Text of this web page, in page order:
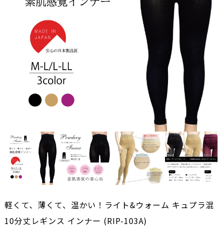
軽くて、薄くて、温かい！ライト&ウォーム キュプラ混
10分丈レギンス インナー (RIP-103A)